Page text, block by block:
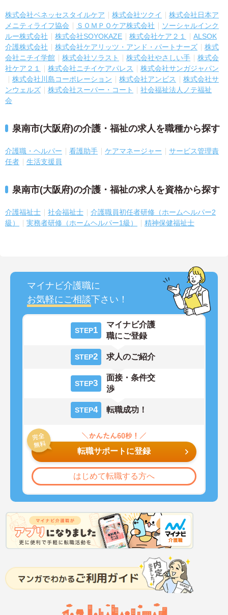
株式会社ベネッセスタイルケア 株式会社ツクイ
株式会社日本ア
メニティライフ協会
ＳＯＭＰＯケア株式会社
ソーシャルインク
ルー株式会社
株式会社SOYOKAZE 株式会社ケア２１
ALSOK
介護株式会社
株式会社ケアリッツ・アンド・パートナーズ
株式
会社ニチイ学館
株式会社ソラスト 株式会社やさしい手
株式会
社ケア２１
株式会社ニチイケアパレス
株式会社サンガジャパン
株式会社川島コーポレーション
株式会社アンビス
株式会社サ
ンウェルズ
株式会社スーパー・コート
社会福祉法人ノテ福祉
会
泉南市(大阪府)の介護・福祉の求人を職種から探す
介護職・ヘルパー 看護助手 ケアマネージャー
サービス管理責
任者
生活支援員
泉南市(大阪府)の介護・福祉の求人を資格から探す
介護福祉士 社会福祉士
介護職員初任者研修（ホームヘルパー2
級）
実務者研修（ホームヘルパー1級） 精神保健福祉士
マイナビ介護職に
お気軽にご相談下さい！
STEP1
マイナビ介護
職にご登録
STEP2 求人のご紹介
STEP3
面接・条件交
渉
STEP4 転職成功！
転職サポートに登録
はじめて転職する方へ